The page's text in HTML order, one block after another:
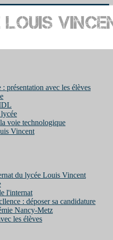
présentation avec les élèves
voie technologique
Vincent
du lycée Louis Vincent
l'internat
: déposer sa candidature
Nancy-Metz
les élèves